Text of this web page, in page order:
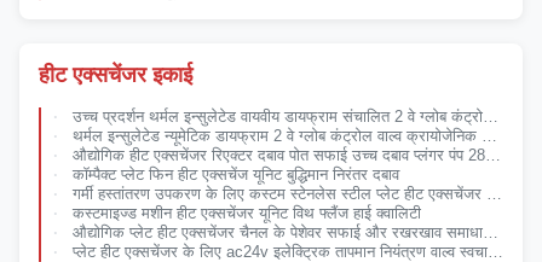
हीट एक्सचेंजर इकाई
उच्च प्रदर्शन थर्मल इन्सुलेटेड वायवीय डायफ्राम संचालित 2 वे ग्लोब कंट्रोल वाल्व क्रायोजेनिक तरल पदार्थ के सटीक विनियमन के लिए
थर्मल इन्सुलेटेड न्यूमेटिक डायफ्राम 2 वे ग्लोब कंट्रोल वाल्व क्रायोजेनिक तरल पदार्थों को विनियमित करने के लिए
औद्योगिक हीट एक्सचेंजर रिएक्टर दबाव पोत सफाई उच्च दबाव प्लंगर पंप 280bar
कॉम्पैक्ट प्लेट फिन हीट एक्सचेंज यूनिट बुद्धिमान निरंतर दबाव
गर्मी हस्तांतरण उपकरण के लिए कस्टम स्टेनलेस स्टील प्लेट हीट एक्सचेंजर यूनिट
कस्टमाइज्ड मशीन हीट एक्सचेंजर यूनिट विथ फ्लैंज हाई क्वालिटी
औद्योगिक प्लेट हीट एक्सचेंजर चैनल के पेशेवर सफाई और रखरखाव समाधान के लिए क्षैतिज परिशुद्धता फ्लशिंग पंप
प्लेट हीट एक्सचेंजर के लिए ac24v इलेक्ट्रिक तापमान नियंत्रण वाल्व स्वचालित नियंत्रण ऊर्जा की बचत और हीटिंग और कूलिंग सिस्टम के लिए विश्वसनीय तापमान नियंत्रण वाल्व